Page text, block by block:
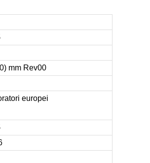
mm Rev00
europei